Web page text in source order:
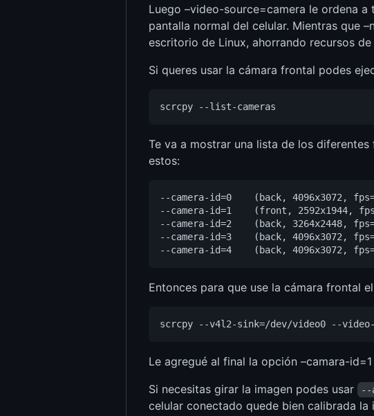
Luego –video-source=camera le ordena
pantalla normal del celular. Mientras que
escritorio de Linux, ahorrando recursos
Si queres usar la cámara frontal podes
Te va a mostrar una lista de los
estos:
--camera-id=0    (back, 4096x3072,
--camera-id=1    (front, 2592x1944,
--camera-id=2    (back, 3264x2448,
--camera-id=3    (back, 4096x3072,
Entonces para que use la cámara frontal
Le agregué al final la opción –camara-
Si necesitas girar la imagen podes usar
--
celular conectado quede bien calibrada la